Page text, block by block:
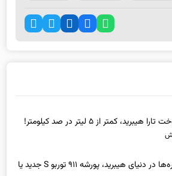
کمتر از ۵ لیتر در صد کیلومتر!
نبرد اسطوره‌ها در دنیای هیبرید، پورشه ۹۱۱ توربو S جدید یا